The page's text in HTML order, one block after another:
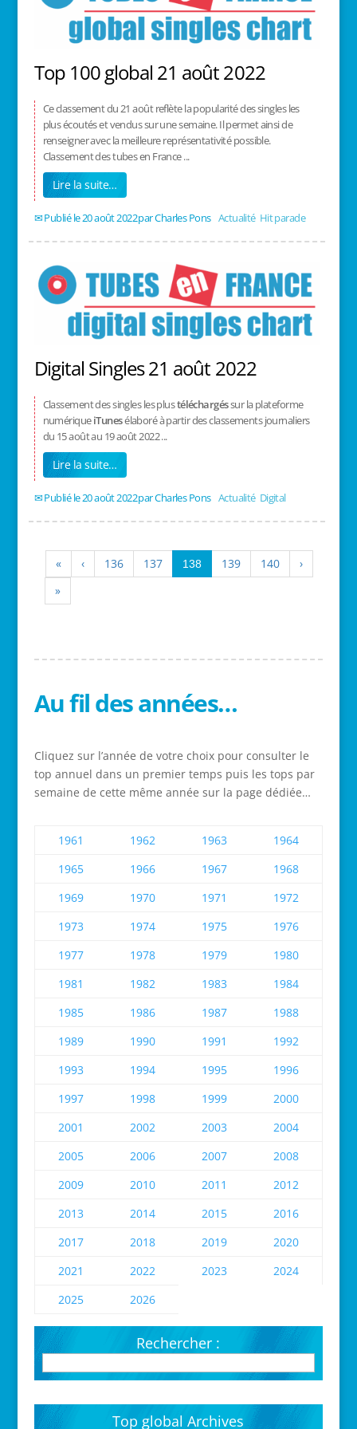
Top 100 global 21 août 2022
Ce classement du 21 août reflète la popularité des singles les
plus écoutés et vendus sur une semaine. Il permet ainsi de
renseigner avec la meilleure représentativité possible.
Classement des tubes en France ...
Lire la suite…
20 août 2022/ Charles Pons/ Actualité, Hit parade
Digital Singles 21 août 2022
Classement des singles les plustéléchargéssur la plateforme
numériqueiTunesélaboré à partir des classements journaliers
du 15 août au 19 août 2022 ...
Lire la suite…
20 août 2022/ Charles Pons/ Actualité, Digital
« ‹ 136 137 138 139 140
›
»
Au fil des années…
Cliquez sur l’année de votre choix pour consulter le
top annuel dans un premier temps puis les tops par
semaine de cette même année sur la page dédiée…
1961 1962 1963
1964
1965
1966 1967
1968
1969
1970 1971
1972
1973
1974 1975
1976
1977
1978 1979
1980
1981
1982 1983
1984
1985
1986 1987
1988
1989
1990 1991
1992
1993
1994 1995
1996
1997
1998 1999
2000
2001
2002 2003
2004
2005
2006 2007
2008
2009
2010 2011
2012
2013
2014 2015
2016
2017
2018 2019
2020
2021
2022 2023
2024
2025
2026
Rechercher :
Top global Archives